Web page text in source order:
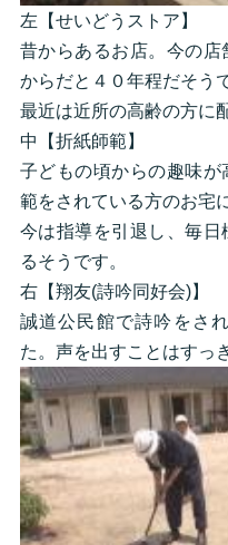
左【せいどうストア】
昔からあるお店。今の店
からだと４０年程だそう
最近は近所の高齢の方に
中【折紙師範】
子どもの頃からの趣味
範をされている方のお宅
今は指導を引退し、毎
るそうです。
右【翔友(詩吟同好会)】
誠道公民館で詩吟をさ
た。声を出すことはすっ